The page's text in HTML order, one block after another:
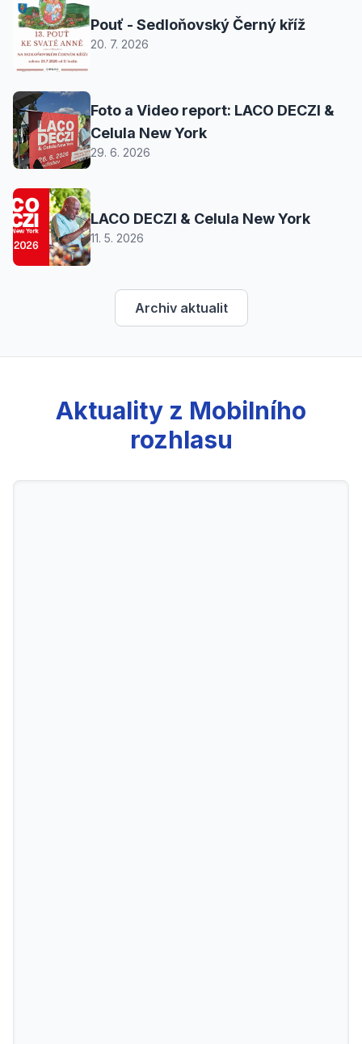
Pouť - Sedloňovský Černý kříž
20. 7. 2026
Foto a Video report: LACO DECZI &
Celula New York
29. 6. 2026
LACO DECZI & Celula New York
11. 5. 2026
Archiv aktualit
Aktuality z Mobilního
rozhlasu